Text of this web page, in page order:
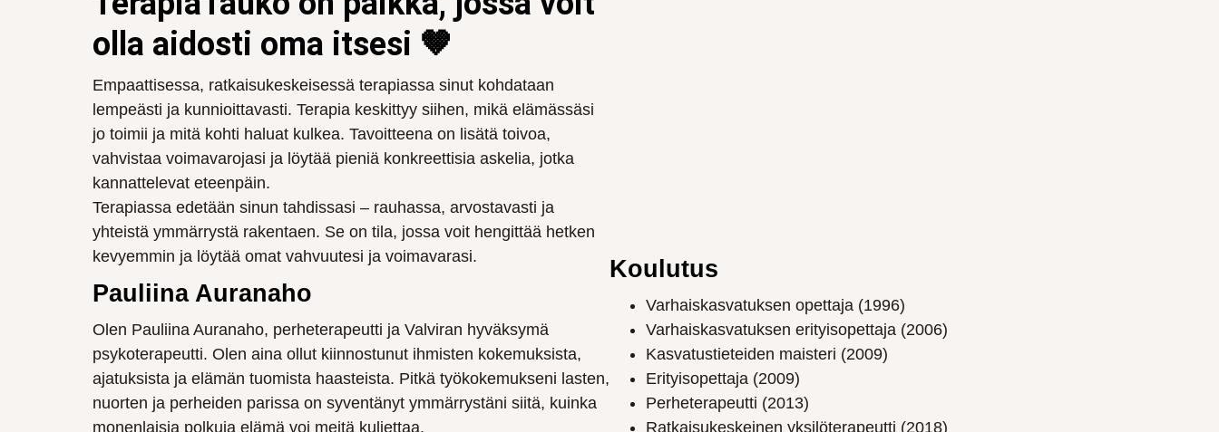
olla aidosti oma itsesi 🤎
Empaattisessa, ratkaisukeskeisessä terapiassa sinut kohdataan
lempeästi ja kunnioittavasti. Terapia keskittyy siihen, mikä elämässäsi
jo toimii ja mitä kohti haluat kulkea. Tavoitteena on lisätä toivoa,
vahvistaa voimavarojasi ja löytää pieniä konkreettisia askelia, jotka
kannattelevat eteenpäin.
Terapiassa edetään sinun tahdissasi – rauhassa, arvostavasti ja
yhteistä ymmärrystä rakentaen. Se on tila, jossa voit hengittää hetken
kevyemmin ja löytää omat vahvuutesi ja voimavarasi.
Pauliina Auranaho
Olen Pauliina Auranaho, perheterapeutti ja Valviran hyväksymä
psykoterapeutti. Olen aina ollut kiinnostunut ihmisten kokemuksista,
ajatuksista ja elämän tuomista haasteista. Pitkä työkokemukseni lasten,
nuorten ja perheiden parissa on syventänyt ymmärrystäni siitä, kuinka
monenlaisia polkuja elämä voi meitä kuljettaa.
Koulutus
Varhaiskasvatuksen opettaja (1996)
Varhaiskasvatuksen erityisopettaja (2006)
Kasvatustieteiden maisteri (2009)
Erityisopettaja (2009)
Perheterapeutti (2013)
Ratkaisukeskeinen yksilöterapeutti (2018)